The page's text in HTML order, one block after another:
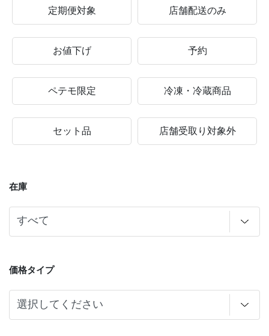
定期便対象 店舗配送のみ
お値下げ 予約
ペテモ限定 冷凍・冷蔵商品
セット品 店舗受取り対象外
在庫
価格タイプ